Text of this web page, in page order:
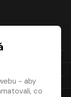
- aby
co